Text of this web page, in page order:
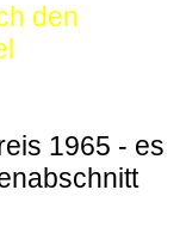
den
1965 - es